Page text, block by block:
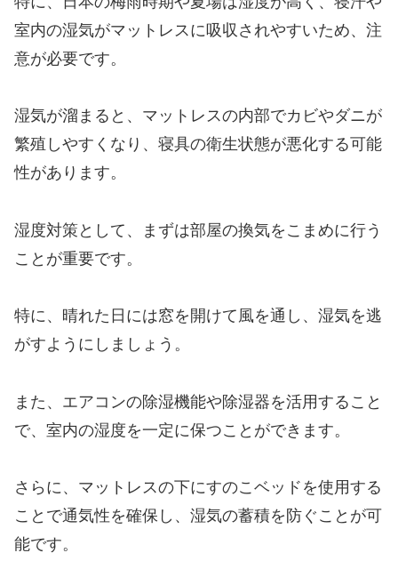
室内の湿気がマットレスに吸収されやすいため、注
意が必要です。
湿気が溜まると、マットレスの内部でカビやダニが
繁殖しやすくなり、寝具の衛生状態が悪化する可能
性があります。
湿度対策として、まずは部屋の換気をこまめに行う
ことが重要です。
特に、晴れた日には窓を開けて風を通し、湿気を逃
がすようにしましょう。
また、エアコンの除湿機能や除湿器を活用すること
で、室内の湿度を一定に保つことができます。
さらに、マットレスの下にすのこベッドを使用する
ことで通気性を確保し、湿気の蓄積を防ぐことが可
能です。